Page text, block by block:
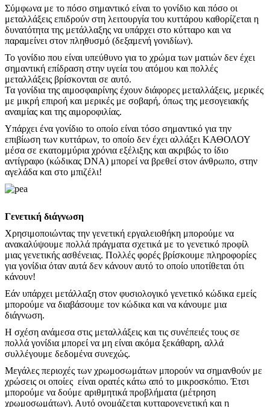
Σύμφωνα με το πόσο σημαντικό είναι το γονίδιο και πόσο οι
μεταλλάξεις επιδρούν στη λειτουργία του κυττάρου καθορίζεται η
δυνατότητα της μετάλλαξης να υπάρχει στο κύτταρο και να
παραμείνει στον πληθυσμό (δεξαμενή γονιδίων).
Το γονίδιο που είναι υπεύθυνο για το χρώμα των ματιών δεν έχει
σημαντική επίδραση στην υγεία του ατόμου και πολλές
μεταλλάξεις βρίσκονται σε αυτό.
Τα γονίδια της αιμοσφαιρίνης έχουν διάφορες μεταλλάξεις, μερικές
με μικρή επιροή και μερικές με σοβαρή, όπως της μεσογειακής
αναιμίας και της αιμοροφιλίας.
Υπάρχει ένα γονίδιο το οποίο είναι τόσο σημαντικό για την
επιβίωση των κυττάρων, το οποίο δεν έχει αλλάξει ΚΑΘΟΛΟΥ
μέσα σε εκατομμύρια χρόνια εξέλιξης και ακριβώς το ίδιο
αντίγραφο (κώδικας DNA) μπορεί να βρεθεί στον άνθρωπο, στην
αγελάδα και στο μπιζέλι!
Γενετική διάγνωση
Χρησιμοποιώντας την γενετική εργαλειοθήκη μπορούμε να
ανακαλύψουμε πολλά πράγματα σχετικά με το γενετικό προφίλ
μιας γενετικής ασθένειας. Πολλές φορές βρίσκουμε πληροφορίες
για γονίδια όταν αυτά δεν κάνουν αυτό το οποίο υποτίθεται ότι
κάνουν!
Εάν υπάρχει μετάλλαξη στον φυσιολογικό γενετικό κώδικα εμείς
μπορούμε να διαβάσουμε τον κώδικα και να κάνουμε μια
διάγνωση.
Η σχέση ανάμεσα στις μεταλλάξεις και τις συνέπειές τους σε
πολλά γονίδια μπορεί να μη είναι ακόμα ξεκάθαρη, αλλά
συλλέγουμε δεδομένα συνεχώς.
Μεγάλες περιοχές των χρωμοσωμάτων μπορούν να σημανθούν με
χρώσεις οι οποίες είναι ορατές κάτω από το μικροσκόπιο. Έτσι
μπορούμε να δούμε αριθμητικά προβλήματα (μέτρηση
χρωμοσωμάτων). Αυτό ονομάζεται κυτταρογενετική και η